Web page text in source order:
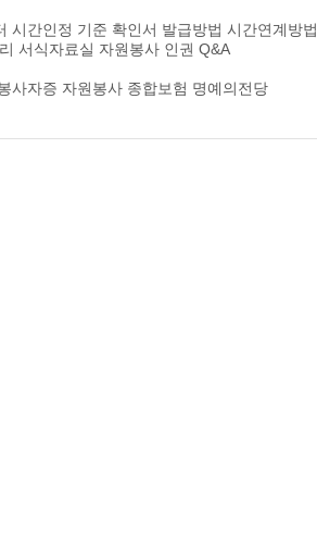
시간인정 기준 확인서 발급방법 시간연계방법
서식자료실 자원봉사 인권 Q&A
사자증 자원봉사 종합보험 명예의전당